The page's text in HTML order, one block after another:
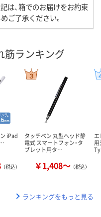
は、箱でのお届けをお約束
ご了承ください。
筋ランキング
iPad
（税込）
タッチペン 丸型ヘッド静
電式 スマートフォン・タ
ブレット用タ…
￥1,408～ （税込）
ランキングをもっと見る